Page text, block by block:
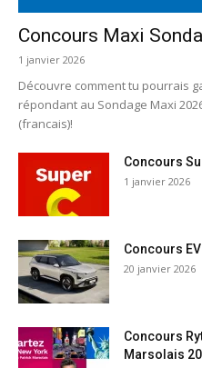
Concours Maxi
1 janvier 2026
Découvre comment tu pourrais
répondant au Sondage Maxi
(francais)!
Concours
1 janvier 2026
Concours
20 janvier 2026
Concours
Marsolais